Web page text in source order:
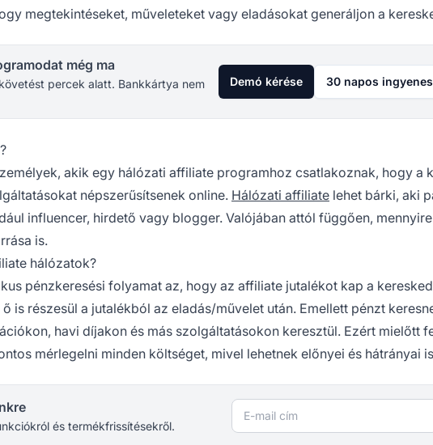
megtekintéseket, műveleteket vagy eladásokat generáljon a
még ma
percek alatt. Bankkártya nem
Demó kérése 30 napos
akik egy hálózati affiliate programhoz csatlakoznak, hogy a
népszerűsítsenek online. Hálózati affiliate lehet bárki, aki
influencer, hirdető vagy blogger. Valójában attól függően,
is.
hálózatok?
pénzkeresési folyamat az, hogy az affiliate jutalékot kap a
is részesül a jutalékból az eladás/művelet után. Emellett pénzt
havi díjakon és más szolgáltatásokon keresztül. Ezért mielőtt
mérlegelni minden költséget, mivel lehetnek előnyei és hátrányai
és termékfrissítésekről.
E-mail cím